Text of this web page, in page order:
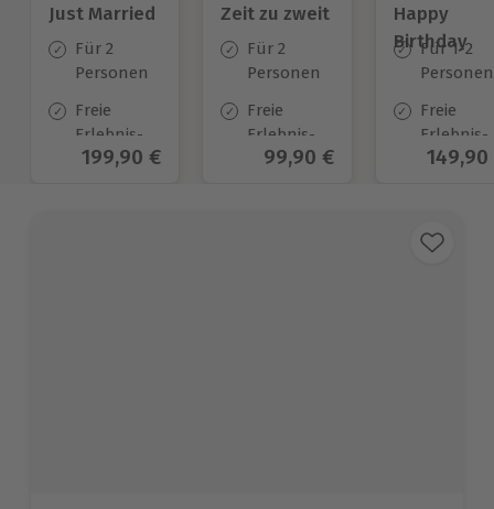
Just Married
Für 2
Personen
Freie
Erlebnis-
Auswahl
Aktueller Preis
199,90 €
Zeit zu zweit
Für 2
Personen
Freie
Erlebnis-
Auswahl
Aktueller Preis
99,90 €
Happy
Birthday
Für 1-2
Personen
Freie
Erlebnis-
Auswahl
149,90